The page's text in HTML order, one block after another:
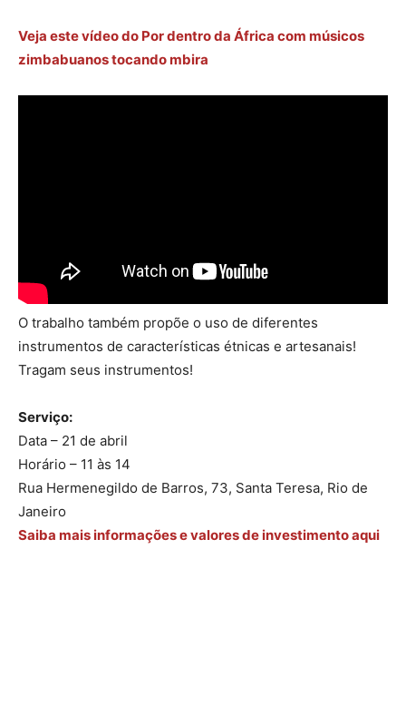
Veja este vídeo do Por dentro da África com músicos
zimbabuanos tocando mbira
O trabalho também propõe o uso de diferentes
instrumentos de características étnicas e artesanais!
Tragam seus instrumentos!
Serviço:
Data – 21 de abril
Horário – 11 às 14
Rua Hermenegildo de Barros, 73, Santa Teresa, Rio de
Janeiro
Saiba mais informações e valores de investimento aqui